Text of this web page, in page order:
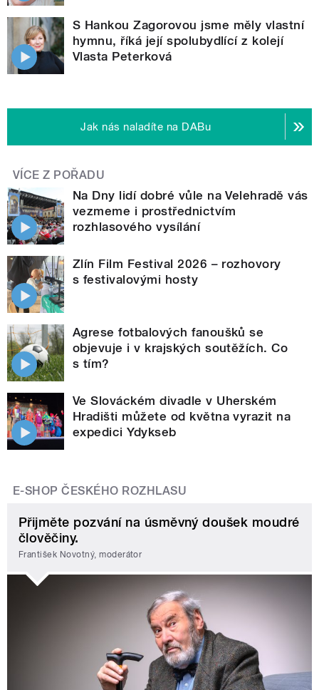
S Hankou Zagorovou jsme měly vlastní
hymnu, říká její spolubydlící z kolejí
Vlasta Peterková
Jak nás naladíte na DABu
VÍCE Z POŘADU
Na Dny lidí dobré vůle na Velehradě vás
vezmeme i prostřednictvím
rozhlasového vysílání
Zlín Film Festival 2026 – rozhovory
s festivalovými hosty
Agrese fotbalových fanoušků se
objevuje i v krajských soutěžích. Co
s tím?
Ve Slováckém divadle v Uherském
Hradišti můžete od května vyrazit na
expedici Ydykseb
E-SHOP ČESKÉHO ROZHLASU
Přijměte pozvání na úsměvný doušek moudré
člověčiny.
František Novotný, moderátor